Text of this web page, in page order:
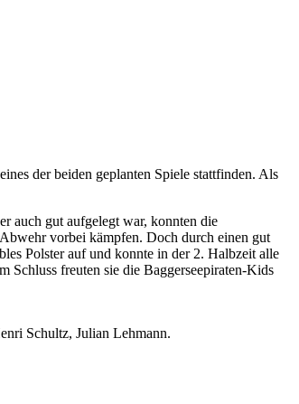
der beiden geplanten Spiele stattfinden. Als
auch gut aufgelegt war, konnten die
vorbei kämpfen. Doch durch einen gut
Polster auf und konnte in der 2. Halbzeit alle
Schluss freuten sie die Baggerseepiraten-Kids
Schultz, Julian Lehmann.